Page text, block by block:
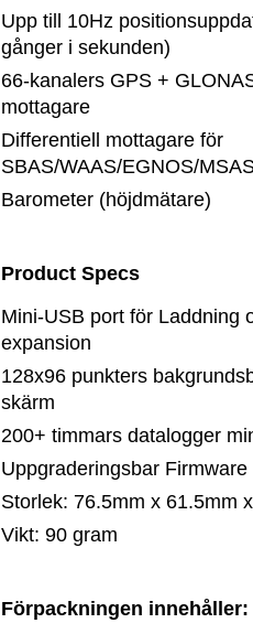
Upp till 10Hz
gånger i sekunden)
66-kanalers GPS +
mottagare
Differentiell mottagare för
SBAS/WAAS/EGNOS/
Barometer (höjdmätare)
Product Specs
Mini-USB port för Laddning
expansion
128x96 punkters
skärm
200+ timmars datalogger
Uppgraderingsbar Firmware
Storlek: 76.5mm x 61.5mm
Vikt: 90 gram
Förpackningen innehåller: